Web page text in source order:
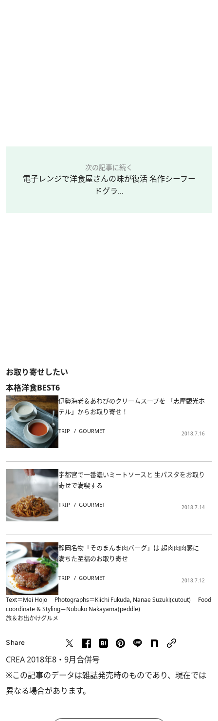
次の記事に続く
電子レンジで洋食屋さんの味が復活 名作シーフー
ドグラ...
お取り寄せしたい
本格洋食BEST6
伊勢海老＆あわびのクリームスープを 「志摩観光ホ
テル」からお取り寄せ！
TRIP GOURMET 2018.7.16
宇都宮で一番濃いミートソースと 生パスタをお取り
寄せで満喫する
TRIP GOURMET 2018.7.14
静岡名物「そのまんま肉バーグ」は 超肉肉肉感に
満ちた至福のお取り寄せ
TRIP GOURMET 2018.7.12
Text＝Mei Hojo Photographs＝Kiichi Fukuda, Nanae Suzuki(cutout) Food
coordinate & Styling＝Nobuko Nakayama(peddle)
旅＆お出かけグルメ
Share
CREA 2018年8・9月合併号
※この記事のデータは雑誌発売時のものであり、現在では
異なる場合があります。